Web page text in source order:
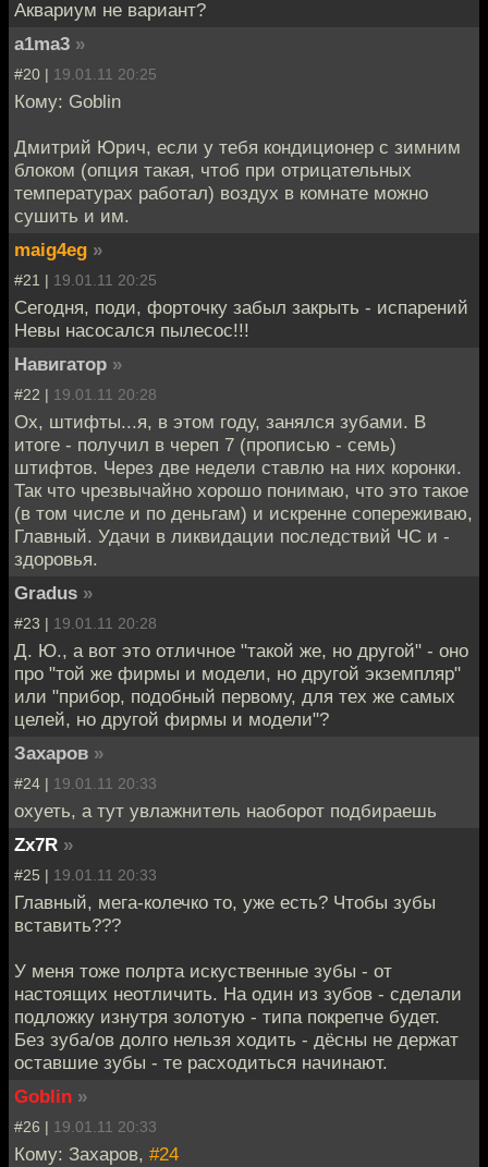
Аквариум не вариант?
a1ma3 »
#20 | 19.01.11 20:25
Кому: Goblin
Дмитрий Юрич, если у тебя кондиционер с зимним
блоком (опция такая, чтоб при отрицательных
температурах работал) воздух в комнате можно
сушить и им.
maig4eg »
#21 | 19.01.11 20:25
Сегодня, поди, форточку забыл закрыть - испарений
Невы насосался пылесос!!!
Навигатор »
#22 | 19.01.11 20:28
Ох, штифты...я, в этом году, занялся зубами. В
итоге - получил в череп 7 (прописью - семь)
штифтов. Через две недели ставлю на них коронки.
Так что чрезвычайно хорошо понимаю, что это такое
(в том числе и по деньгам) и искренне сопереживаю,
Главный. Удачи в ликвидации последствий ЧС и -
здоровья.
Gradus »
#23 | 19.01.11 20:28
Д. Ю., а вот это отличное "такой же, но другой" - оно
про "той же фирмы и модели, но другой экземпляр"
или "прибор, подобный первому, для тех же самых
целей, но другой фирмы и модели"?
Захаров »
#24 | 19.01.11 20:33
охуеть, а тут увлажнитель наоборот подбираешь
Zx7R »
#25 | 19.01.11 20:33
Главный, мега-колечко то, уже есть? Чтобы зубы
вставить???
У меня тоже полрта искуственные зубы - от
настоящих неотличить. На один из зубов - сделали
подложку изнутря золотую - типа покрепче будет.
Без зуба/ов долго нельзя ходить - дёсны не держат
оставшие зубы - те расходиться начинают.
Goblin »
#26 | 19.01.11 20:33
Кому: Захаров, #24